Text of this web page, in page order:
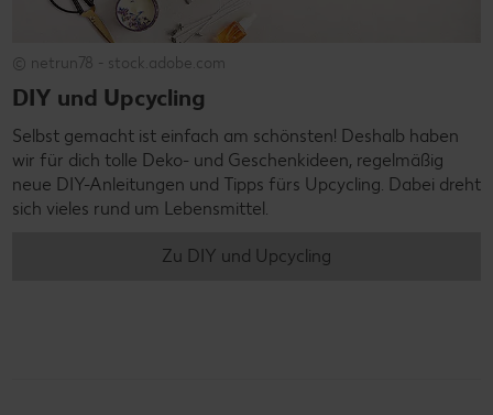
© netrun78 - stock.adobe.com
DIY und Upcycling
Selbst gemacht ist einfach am schönsten! Deshalb haben
wir für dich tolle Deko- und Geschenkideen, regelmäßig
neue DIY-Anleitungen und Tipps fürs Upcycling. Dabei dreht
sich vieles rund um Lebensmittel.
Zu DIY und Upcycling